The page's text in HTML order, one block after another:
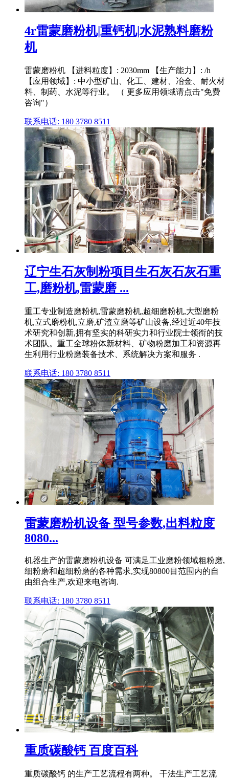
4r雷蒙磨粉机|重钙机|水泥熟料磨粉
机
雷蒙磨粉机 【进料粒度】: 2030mm 【生产能力】: /h
【应用领域】: 中小型矿山、化工、建材、冶金、耐火材
料、制药、水泥等行业。 （ 更多应用领域请点击"免费
咨询"）
联系电话: 180 3780 8511
辽宁生石灰制粉项目生石灰石灰石重
工,磨粉机,雷蒙磨 ...
重工专业制造磨粉机,雷蒙磨粉机,超细磨粉机,大型磨粉
机,立式磨粉机,立磨,矿渣立磨等矿山设备,经过近40年技
术研究和创新,拥有坚实的科研实力和行业院士领衔的技
术团队。重工全球粉体新材料、矿物粉磨加工和资源再
生利用行业粉磨装备技术、系统解决方案和服务 .
联系电话: 180 3780 8511
雷蒙磨粉机设备 型号参数,出料粒度
8080...
机器生产的雷蒙磨粉机设备 可满足工业磨粉领域粗粉磨,
细粉磨和超细粉磨的各种需求,实现80800目范围内的自
由组合生产,欢迎来电咨询.
联系电话: 180 3780 8511
重质碳酸钙 百度百科
重质碳酸钙 的生产工艺流程有两种。 干法生产工艺流